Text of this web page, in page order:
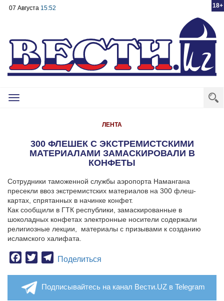
18+
07 Августа 15:52
Toggle
ЛЕНТА
300 ФЛЕШЕК С ЭКСТРЕМИСТСКИМИ
МАТЕРИАЛАМИ ЗАМАСКИРОВАЛИ В
КОНФЕТЫ
Сотрудники таможенной службы аэропорта Намангана
пресекли ввоз экстремистских материалов на 300 флеш-
картах, спрятанных в начинке конфет.
Как сообщили в ГТК республики, замаскированные в
шоколадных конфетах электронные носители содержали
религиозные лекции, материалы с призывами к созданию
исламского халифата.
Facebook
TwitterTelegram
Поделиться
Подписывайтесь на канал Вести.UZ в Telegram